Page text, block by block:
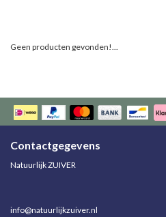
Geen producten gevonden!...
Contactgegevens
Natuurlijk ZUIVER
info@natuurlijkzuiver.nl